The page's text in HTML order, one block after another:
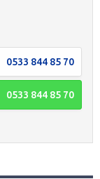
0533 844 85 70
0533 844 85 70